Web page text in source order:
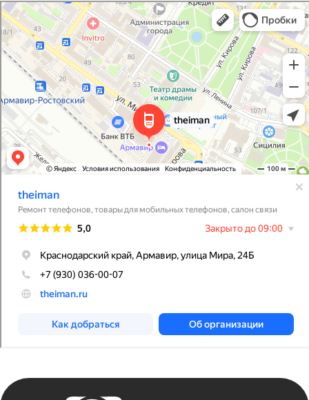
I Man
Салон связи в Армавире
Товары для мобильных телефонов в Армавире